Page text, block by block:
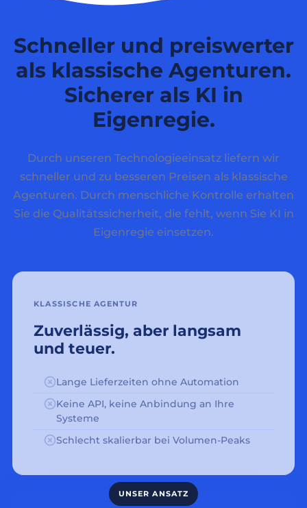
Schneller und preiswerter
als klassische Agenturen.
Sicherer als KI in
Eigenregie.
Durch unseren Technologieeinsatz liefern wir
schneller und zu besseren Preisen als klassische
Agenturen. Durch menschliche Kontrolle erhalten
Sie die Qualitätssicherheit, die fehlt, wenn Sie KI in
Eigenregie einsetzen.
KLASSISCHE AGENTUR
Zuverlässig, aber langsam
und teuer.
Lange Lieferzeiten ohne Automation
Keine API, keine Anbindung an Ihre
Systeme
Schlecht skalierbar bei Volumen-Peaks